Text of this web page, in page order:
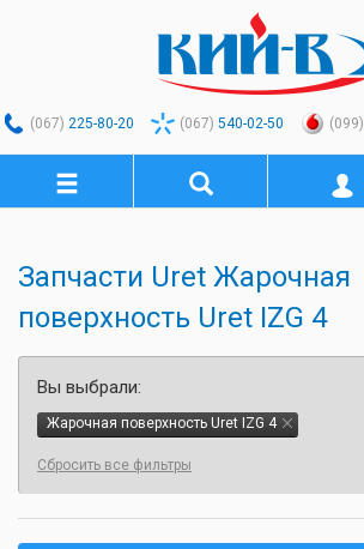
(067) 225-80-20 (067) 540-02-50 (099)
Запчасти Uret Жарочная
поверхность Uret IZG 4
Вы выбрали:
Жарочная поверхность Uret IZG 4
Сбросить все фильтры